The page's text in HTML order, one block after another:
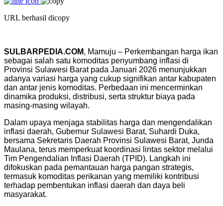
URL berhasil dicopy
SULBARPEDIA.COM, Mamuju – Perkembangan harga ikan
sebagai salah satu komoditas penyumbang inflasi di
Provinsi Sulawesi Barat pada Januari 2026 menunjukkan
adanya variasi harga yang cukup signifikan antar kabupaten
dan antar jenis komoditas. Perbedaan ini mencerminkan
dinamika produksi, distribusi, serta struktur biaya pada
masing-masing wilayah.
Dalam upaya menjaga stabilitas harga dan mengendalikan
inflasi daerah, Gubernur Sulawesi Barat, Suhardi Duka,
bersama Sekretaris Daerah Provinsi Sulawesi Barat, Junda
Maulana, terus memperkuat koordinasi lintas sektor melalui
Tim Pengendalian Inflasi Daerah (TPID). Langkah ini
difokuskan pada pemantauan harga pangan strategis,
termasuk komoditas perikanan yang memiliki kontribusi
terhadap pembentukan inflasi daerah dan daya beli
masyarakat.